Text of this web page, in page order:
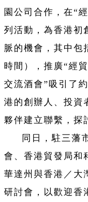
園公司合作，在“
列活動，為香港初
脈的機會，其中包
時間），推廣“經
交流酒會”吸引了
港的創辦人、投資
夥伴建立聯繫，探
同日，駐三藩
會、香港貿發局和
華達州與香港／大
研討會，以歡迎香